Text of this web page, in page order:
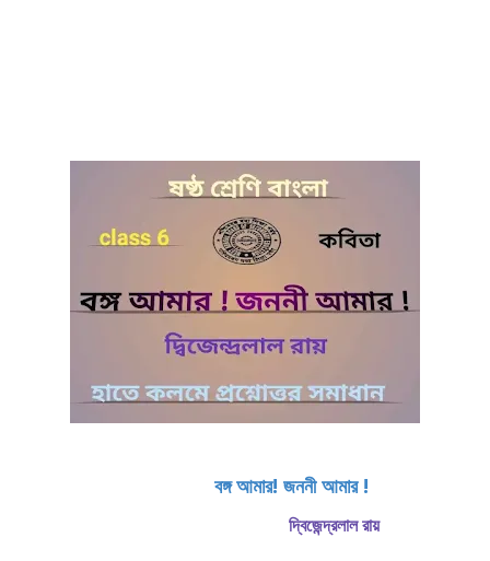
বঙ্গ আমার! জননী আমার !
দ্বিজেন্দ্রলাল রায়